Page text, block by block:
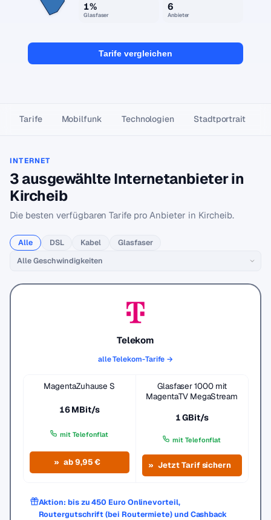
1%
Glasfaser
6
Anbieter
Tarife vergleichen
Tarife Mobilfunk Technologien Stadtportrait
INTERNET
3 ausgewählte Internetanbieter in
Kircheib
Die besten verfügbaren Tarife pro Anbieter in Kircheib.
Alle DSL Kabel Glasfaser
Telekom
alle Telekom-Tarife →
MagentaZuhause S
16 MBit/s
mit Telefonflat
ab 9,95 €
Glasfaser 1000 mit
MagentaTV MegaStream
1 GBit/s
mit Telefonflat
Jetzt Tarif sichern
Aktion: bis zu 450 Euro Onlinevorteil,
Routergutschrift (bei Routermiete) und Cashback